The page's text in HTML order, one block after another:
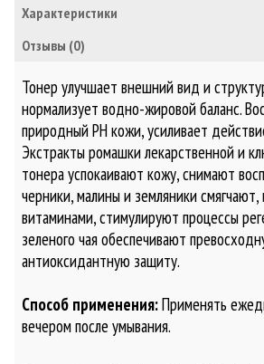
Характеристики
Отзывы (0)
Тонер улучшает внешний вид и
нормализует водно-жировой баланс.
природный PH кожи, усиливает
Экстракты ромашки лекарственной и
тонера успокаивают кожу, снимают
черники, малины и земляники
витаминами, стимулируют процессы
зеленого чая обеспечивают
антиоксидантную защиту.
Способ применения:Применять
вечером после умывания.